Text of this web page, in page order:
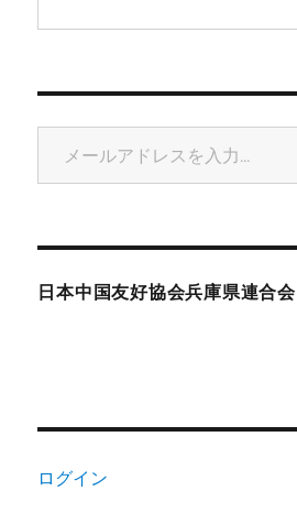
メールアドレスを入力...
日本中国友好協会兵庫県連合会
ログイン